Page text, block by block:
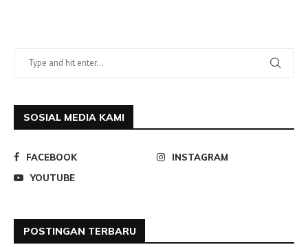
SOSIAL MEDIA KAMI
FACEBOOK
INSTAGRAM
YOUTUBE
POSTINGAN TERBARU